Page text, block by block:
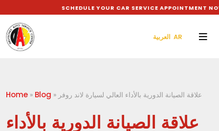
SCHEDULE YOUR CAR SERVICE APPOINTMENT
العربية AR
Home » Blog » علاقة الصيانة الدورية بالأداء العالي لسيارة لاند روفر
علاقة الصيانة الدورية بالأداء